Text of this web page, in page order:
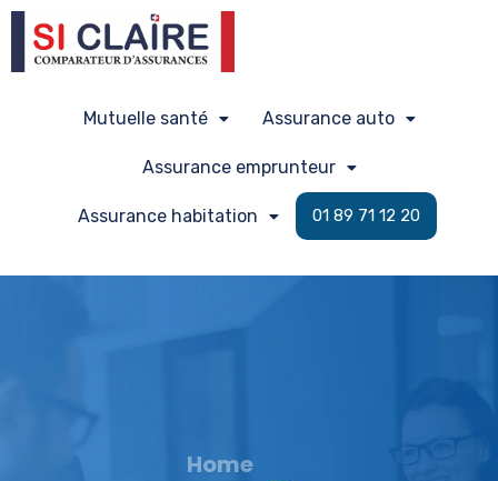
Mutuelle santé Assurance auto
Assurance emprunteur
Assurance habitation 01 89 71 12 20
Home